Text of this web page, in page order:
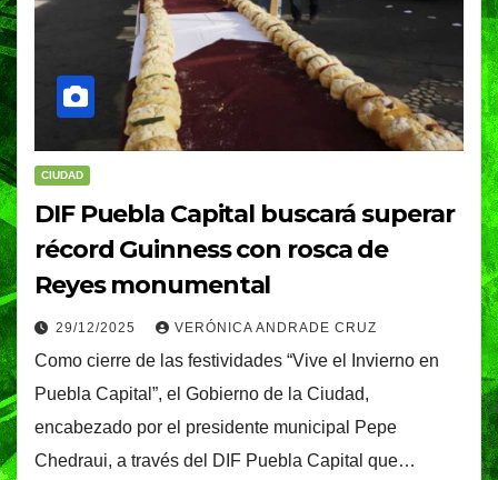
CIUDAD
DIF Puebla Capital buscará superar
récord Guinness con rosca de
Reyes monumental
29/12/2025 VERÓNICA ANDRADE CRUZ
Como cierre de las festividades “Vive el Invierno en
Puebla Capital”, el Gobierno de la Ciudad,
encabezado por el presidente municipal Pepe
Chedraui, a través del DIF Puebla Capital que…